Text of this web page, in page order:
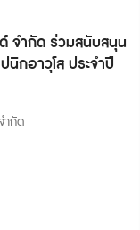
จำกัด ร่วมสนับสนุน
กอาวุโส ประจำปี
กัด